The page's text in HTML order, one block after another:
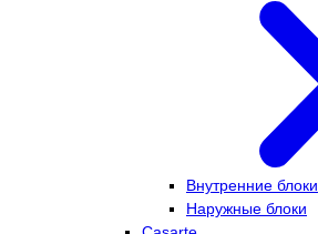
Внутренние блоки
Наружные блоки